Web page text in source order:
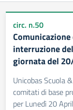
circ. n.50
interruzione
giornata del
Unicobas Scuola
comitati di base
per Lunedì 20